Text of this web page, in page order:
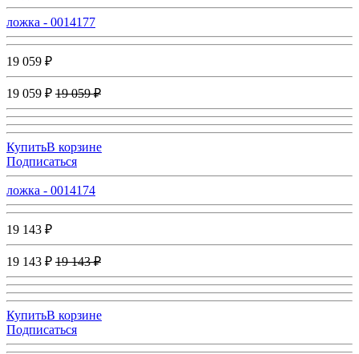
ложка - 0014177
19 059 ₽
19 059 ₽ 19 059 ₽
КупитьВ корзине
Подписаться
ложка - 0014174
19 143 ₽
19 143 ₽ 19 143 ₽
КупитьВ корзине
Подписаться